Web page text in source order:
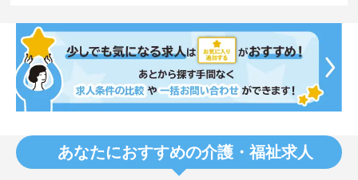
あなたにおすすめの介護・福祉求人